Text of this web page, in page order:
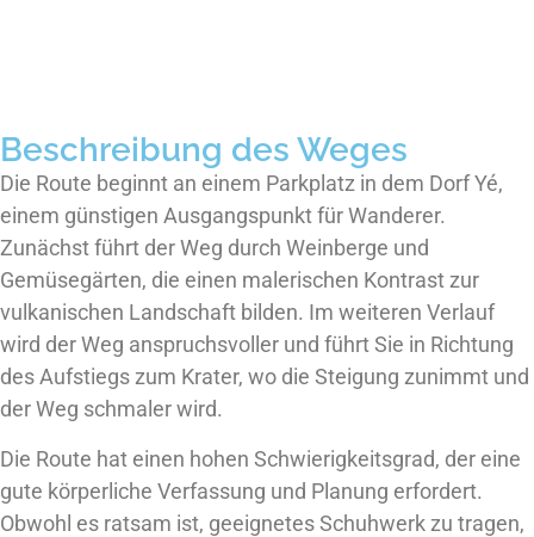
Beschreibung des Weges
Die Route beginnt an einem Parkplatz in dem Dorf Yé,
einem günstigen Ausgangspunkt für Wanderer.
Zunächst führt der Weg durch Weinberge und
Gemüsegärten, die einen malerischen Kontrast zur
vulkanischen Landschaft bilden. Im weiteren Verlauf
wird der Weg anspruchsvoller und führt Sie in Richtung
des Aufstiegs zum Krater, wo die Steigung zunimmt und
der Weg schmaler wird.
Die Route hat einen hohen Schwierigkeitsgrad, der eine
gute körperliche Verfassung und Planung erfordert.
Obwohl es ratsam ist, geeignetes Schuhwerk zu tragen,